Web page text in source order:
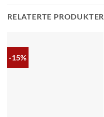
RELATERTE PRODUKTER
-15%